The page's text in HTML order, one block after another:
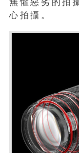
心拍攝。